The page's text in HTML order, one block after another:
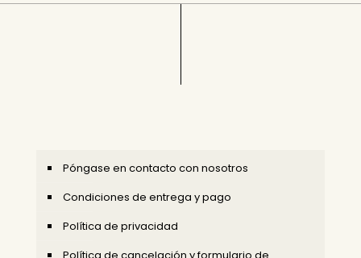
Póngase en contacto con nosotros
Condiciones de entrega y pago
Política de privacidad
Política de cancelación y formulario de